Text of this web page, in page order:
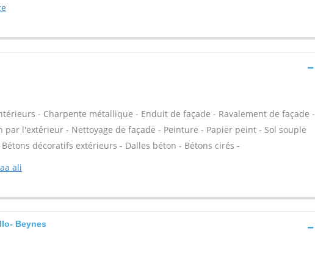
- Charpente métallique - Enduit de façade - Ravalement de façade -
par l'extérieur - Nettoyage de façade - Peinture - Papier peint - Sol souple
Bétons décoratifs extérieurs - Dalles béton - Bétons cirés -
ali
Beynes